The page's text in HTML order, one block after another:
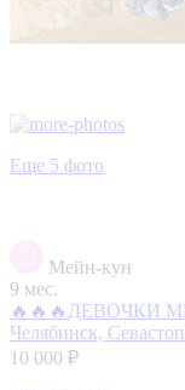
Еще 5 фото
Мейн-кун
9 мес.
🔥🔥🔥ДЕВОЧКИ
Челябинск,
10 000 ₽